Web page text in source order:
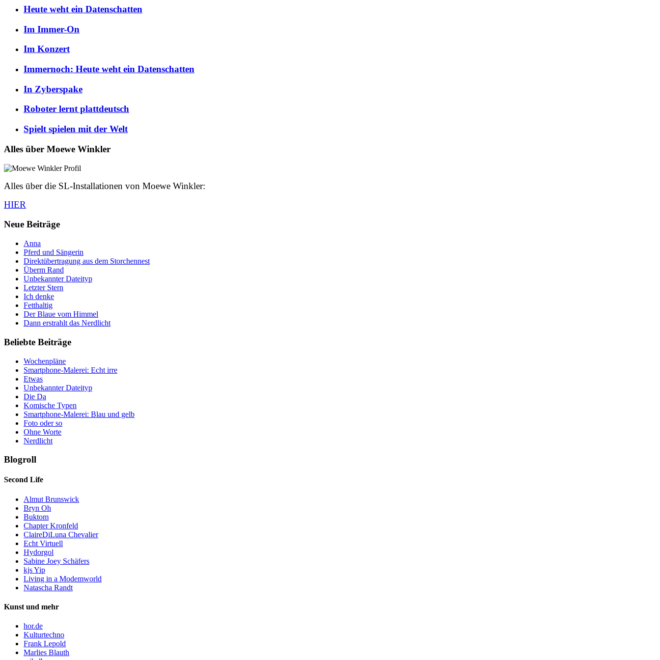
Heute weht ein Datenschatten
Im Immer-On
Im Konzert
Immernoch: Heute weht ein Datenschatten
In Zyberspake
Roboter lernt plattdeutsch
Spielt spielen mit der Welt
Alles über Moewe Winkler
Alles über die SL-Installationen von Moewe Winkler:
HIER
Neue Beiträge
Anna
Pferd und Sängerin
Direktübertragung aus dem Storchennest
Überm Rand
Unbekannter Dateityp
Letzter Stern
Ich denke
Fetthaltig
Der Blaue vom Himmel
Dann erstrahlt das Nerdlicht
Beliebte Beiträge
Wochenpläne
Smartphone-Malerei: Echt irre
Etwas
Unbekannter Dateityp
Die Da
Komische Typen
Smartphone-Malerei: Blau und gelb
Foto oder so
Ohne Worte
Nerdlicht
Blogroll
Second Life
Almut Brunswick
Bryn Oh
Buktom
Chapter Kronfeld
ClaireDiLuna Chevalier
Echt Virtuell
Hydorgol
Sabine Joey Schäfers
kjs Yip
Living in a Modemworld
Natascha Randt
Kunst und mehr
hor.de
Kulturtechno
Frank Lepold
Marlies Blauth